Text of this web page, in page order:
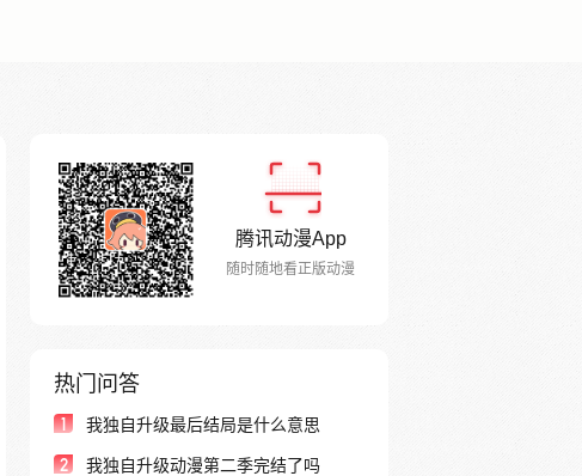
腾讯动漫App
随时随地看正版动漫
热门问答
1 我独自升级最后结局是什么意思
2 我独自升级动漫第二季完结了吗